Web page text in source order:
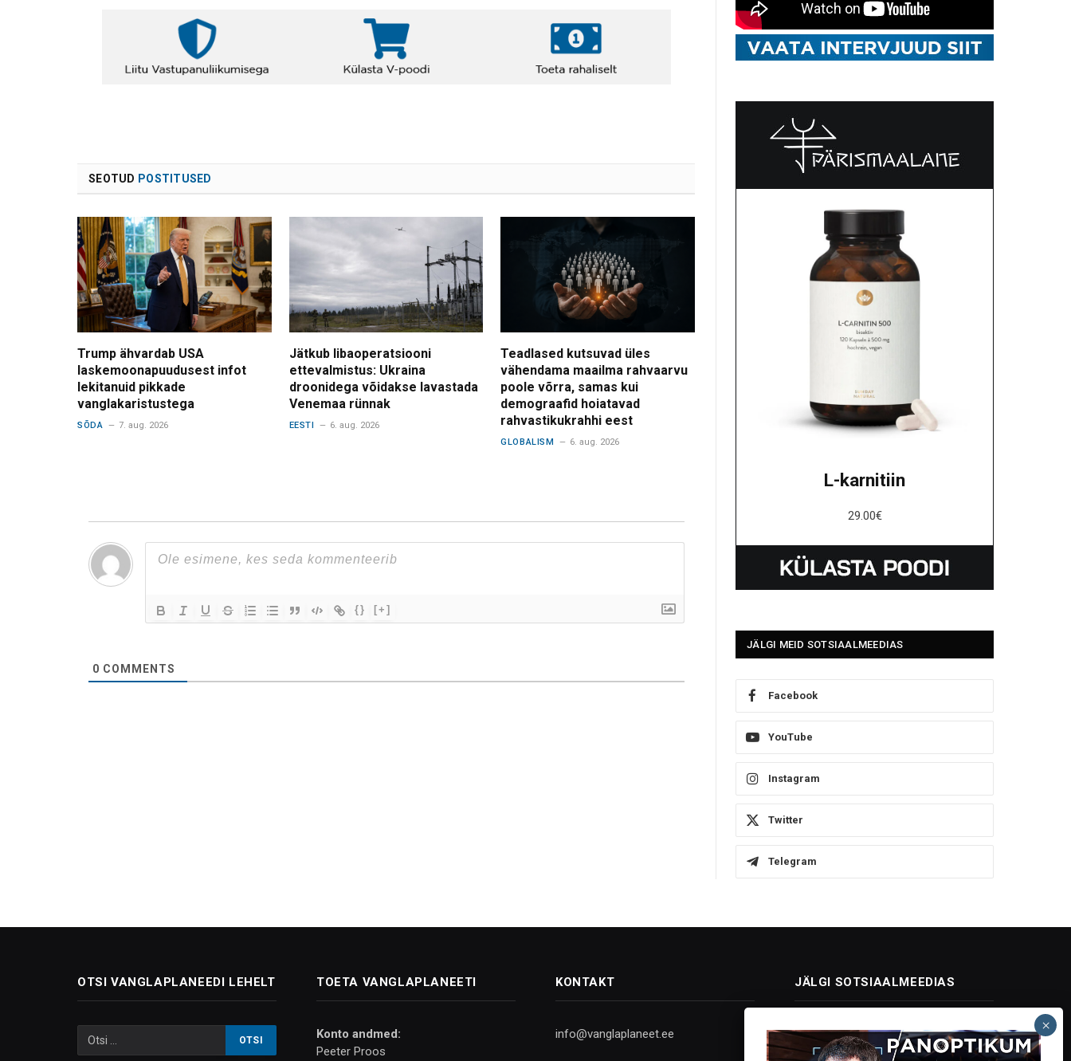
SEOTUD POSTITUSED
Trump ähvardab USA
laskemoonapuudusest infot
lekitanuid pikkade
vanglakaristustega
SÕDA 7. aug. 2026
Jätkub libaoperatsiooni
ettevalmistus: Ukraina
droonidega võidakse lavastada
Venemaa rünnak
EESTI 6. aug. 2026
Teadlased kutsuvad üles
vähendama maailma rahvaarvu
poole võrra, samas kui
demograafid hoiatavad
rahvastikukrahhi eest
GLOBALISM 6. aug. 2026
{} [+]
0 COMMENTS
L-karnitiin
29.00€
JÄLGI MEID SOTSIAALMEEDIAS
Facebook
YouTube
Instagram
Twitter
Telegram
OTSI VANGLAPLANEEDI LEHELT TOETA VANGLAPLANEETI
Konto andmed:
Peeter Proos
KONTAKT
info@vanglaplaneet.ee
JÄLGI SOTSIAALMEEDIAS
Facebook
X
InstagramYouTubeTelegram